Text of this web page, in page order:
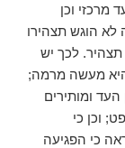
מרכזי וכן
לא הוגש תצהירו
לכך יש
מעשה מרמה;
לזימון העד ומותירים
וכן כי
כי הפגיעה